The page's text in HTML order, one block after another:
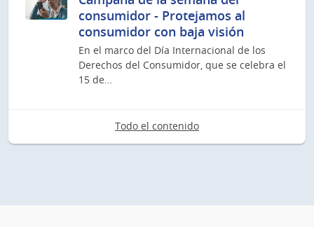
consumidor - Protejamos al
consumidor con baja visión
En el marco del Día Internacional de los
Derechos del Consumidor, que se celebra el
15 de…
Todo el contenido